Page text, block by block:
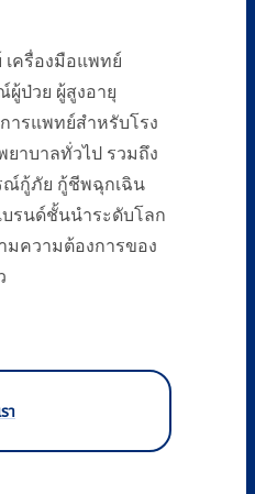
ครื่องมือแพทย์
ป่วย ผู้สูงอายุ
รแพทย์สำหรับโรง
าบาลทั่วไป รวมถึง
ณ์กู้ภัย กู้ชีพฉุกเฉิน
บรนด์ชั้นนำระดับโลก
ความต้องการของ
า